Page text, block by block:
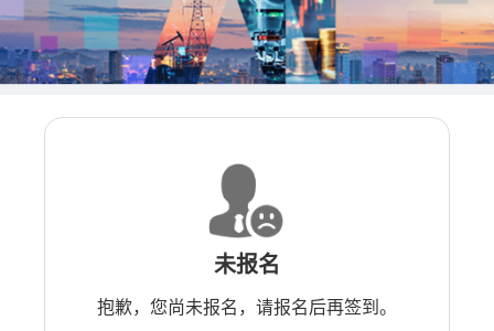
未报名
抱歉，您尚未报名，请报名后再签到。